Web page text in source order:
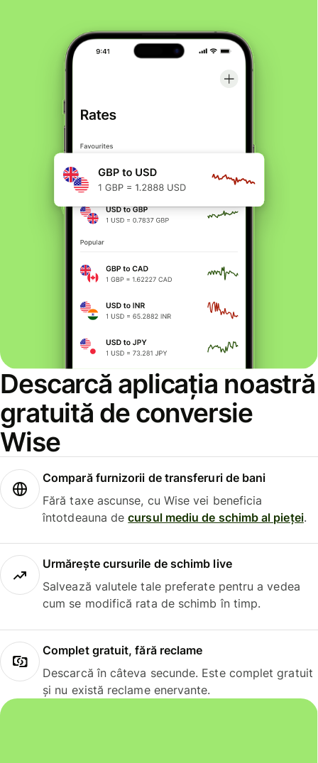
Descarcă aplicația noastră
gratuită de conversie
Wise
Compară furnizorii de transferuri de bani
Fără taxe ascunse, cu Wise vei beneficia
întotdeauna decursul mediu de schimb al pieței.
Urmărește cursurile de schimb live
Salvează valutele tale preferate pentru a vedea
cum se modifică rata de schimb în timp.
Complet gratuit, fără reclame
Descarcă în câteva secunde. Este complet gratuit
și nu există reclame enervante.